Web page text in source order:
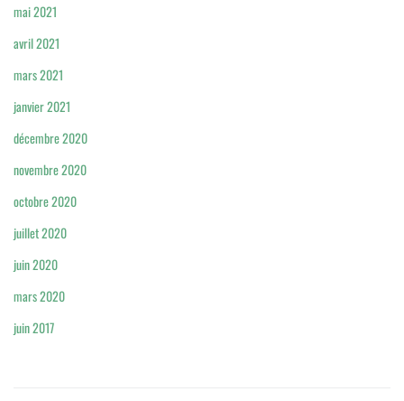
mai 2021
avril 2021
mars 2021
janvier 2021
décembre 2020
novembre 2020
octobre 2020
juillet 2020
juin 2020
mars 2020
juin 2017